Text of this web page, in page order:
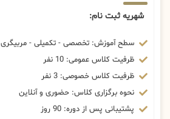
شهریه ثبت نام:
سطح آموزش: تخصصی - تکمیلی - مربیگری
ظرفیت کلاس عمومی: 10 نفر
ظرفیت کلاس خصوصی: 3 نفر
نحوه برگزاری کلاس: حضوری و آنلاین
پشتیبانی پس از دوره: 90 روز